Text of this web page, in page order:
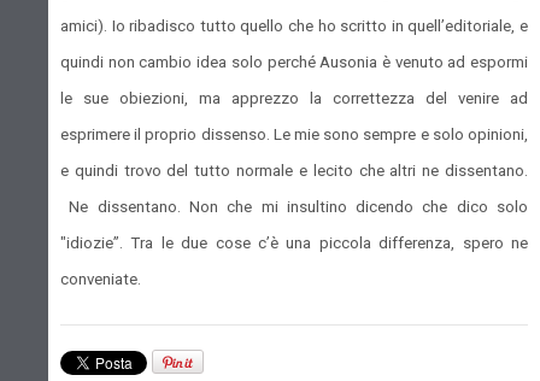
amici). Io ribadisco tutto quello che ho scritto in quell’editoriale, e
quindi non cambio idea solo perché Ausonia è venuto ad espormi
le sue obiezioni, ma apprezzo la correttezza del venire ad
esprimere il proprio dissenso. Le mie sono sempre e solo opinioni,
e quindi trovo del tutto normale e lecito che altri ne dissentano.
Ne dissentano. Non che mi insultino dicendo che dico solo
"idiozie”. Tra le due cose c’è una piccola differenza, spero ne
conveniate.